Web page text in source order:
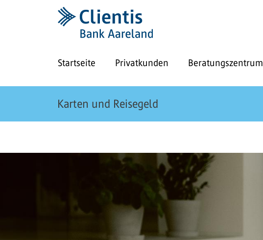
Startseite Privatkunden Beratungszentrum
Karten und Reisegeld